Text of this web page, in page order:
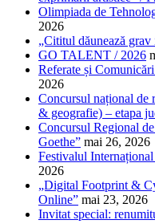
Olimpiada de
2026
„Cititul dăunează
GO TALENT / 2026
Referate și
2026
Concursul național de
& geografie) – etapa
Concursul Regional
Goethe” mai 26, 2026
Festivalul
2026
„Digital Footprint &
Online” mai 23, 2026
Invitat special: